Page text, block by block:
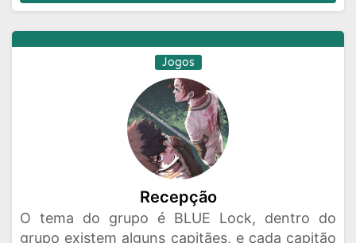
Jogos
Recepção
O tema do grupo é BLUE Lock, dentro do
grupo existem alguns capitães, e cada capitão